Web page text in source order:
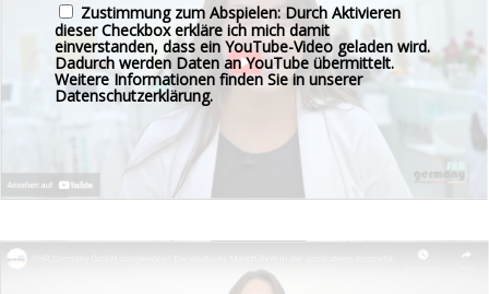
Zustimmung zum Abspielen: Durch Aktivieren
dieser Checkbox erkläre ich mich damit
einverstanden, dass ein YouTube-Video geladen wird.
Dadurch werden Daten an YouTube übermittelt.
Weitere Informationen finden Sie in unserer
Datenschutzerklärung.